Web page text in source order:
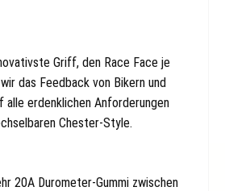
Griff, den Race Face je
das Feedback von Bikern und
alle erdenklichen Anforderungen
Chester-Style.
20A Durometer-Gummi zwischen